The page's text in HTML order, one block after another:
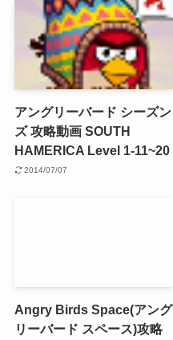
アングリーバード シーズン
ズ 攻略動画 SOUTH
HAMERICA Level 1-11~20
2014/07/07
Angry Birds Space(アング
リーバード スペース)攻略